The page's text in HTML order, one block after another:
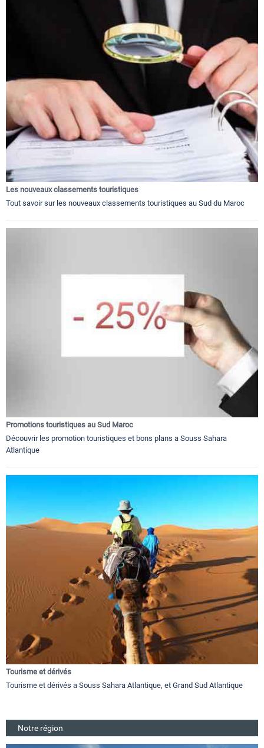
Les nouveaux classements touristiques
Tout savoir sur les nouveaux classements touristiques au Sud du Maroc
Promotions touristiques au Sud Maroc
Découvrir les promotion touristiques et bons plans a Souss Sahara
Atlantique
Tourisme et dérivés
Tourisme et dérivés a Souss Sahara Atlantique, et Grand Sud Atlantique
Notre région